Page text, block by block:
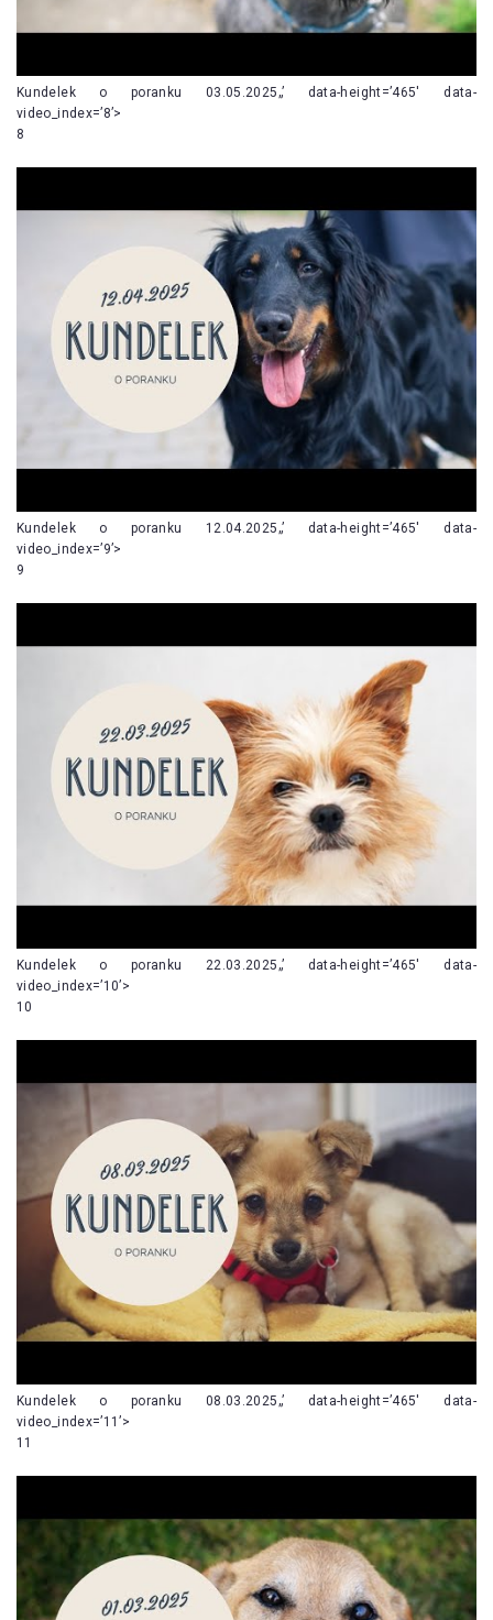
Kundelek o poranku 03.05.2025„’ data-height=’465′ data-
video_index=’8’>
8
Kundelek o poranku 12.04.2025„’ data-height=’465′ data-
video_index=’9’>
9
Kundelek o poranku 22.03.2025„’ data-height=’465′ data-
video_index=’10’>
10
Kundelek o poranku 08.03.2025„’ data-height=’465′ data-
video_index=’11’>
11